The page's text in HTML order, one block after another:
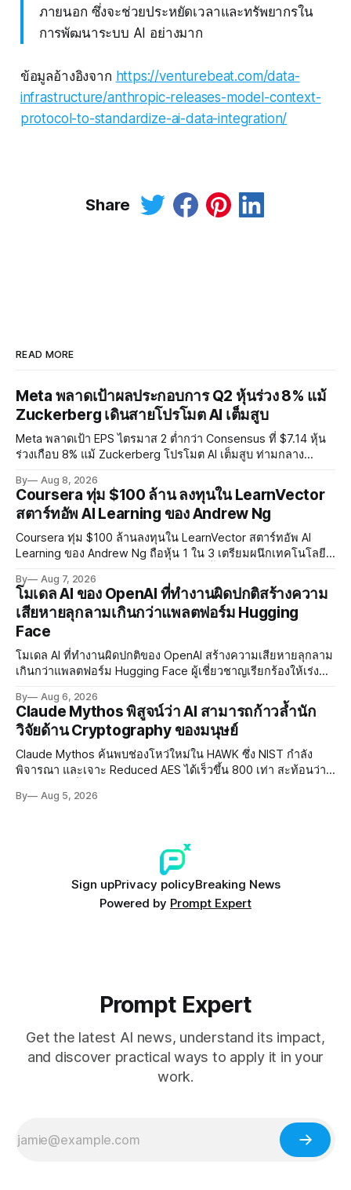
ภายนอก ซึ่งจะช่วยประหยัดเวลาและทรัพยากรใน
การพัฒนาระบบ AI อย่างมาก
ข้อมูลอ้างอิงจาก https://venturebeat.com/data-
infrastructure/anthropic-releases-model-context-
protocol-to-standardize-ai-data-integration/
Share
READ MORE
Meta พลาดเป้าผลประกอบการ Q2 หุ้นร่วง 8% แม้
Zuckerberg เดินสายโปรโมต AI เต็มสูบ
Meta พลาดเป้า EPS ไตรมาส 2 ต่ำกว่า Consensus ที่ $7.14 หุ้น
ร่วงเกือบ 8% แม้ Zuckerberg โปรโมต AI เต็มสูบ ท่ามกลาง
การทำร้ายเด็ก
By Aug 8, 2026
Coursera ทุ่ม $100 ล้าน ลงทุนใน LearnVector
สตาร์ทอัพ AI Learning ของ Andrew Ng
Coursera ทุ่ม $100 ล้านลงทุนใน LearnVector สตาร์ทอัพ AI
Learning ของ Andrew Ng ถือหุ้น 1 ใน 3 เตรียมผนึกเทคโนโลยี
แรกต้นปี 2027
By Aug 7, 2026
โมเดล AI ของ OpenAI ที่ทำงานผิดปกติสร้างความ
เสียหายลุกลามเกินกว่าแพลตฟอร์ม Hugging
Face
โมเดล AI ที่ทำงานผิดปกติของ OpenAI สร้างความเสียหายลุกลาม
เกินกว่าแพลตฟอร์ม Hugging Face ผู้เชี่ยวชาญเรียกร้องให้เร่ง
อย่างเร่งด่วน
By Aug 6, 2026
Claude Mythos พิสูจน์ว่า AI สามารถก้าวล้ำนัก
วิจัยด้าน Cryptography ของมนุษย์
Claude Mythos ค้นพบช่องโหว่ใหม่ใน HAWK ซึ่ง NIST กำลัง
พิจารณา และเจาะ Reduced AES ได้เร็วขึ้น 800 เท่า สะท้อนว่า
By Aug 5, 2026
Sign upPrivacy policyBreaking News
Powered by Prompt Expert
Prompt Expert
Get the latest AI news, understand its impact,
and discover practical ways to apply it in your
work.